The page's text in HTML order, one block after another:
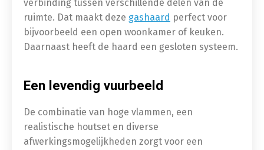
verbinding tussen verschillende delen van de
ruimte. Dat maakt deze gashaard perfect voor
bijvoorbeeld een open woonkamer of keuken.
Daarnaast heeft de haard een gesloten systeem.
Een levendig vuurbeeld
De combinatie van hoge vlammen, een
realistische houtset en diverse
afwerkingsmogelijkheden zorgt voor een